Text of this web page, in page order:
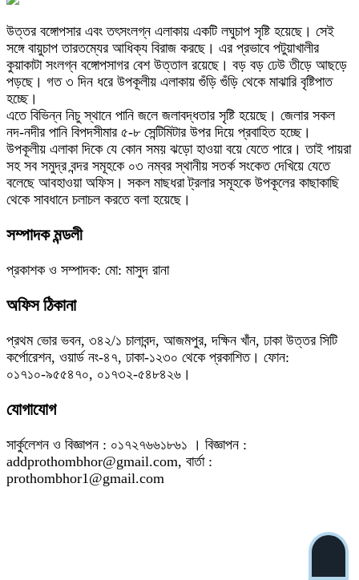
উত্তর বঙ্গোপসার এবং তৎসংলগ্ন এলাকায় একটি লঘুচাপ সৃষ্টি হয়েছে। সেই
সঙ্গে বায়ুচাপ তারতম্যের আধিক্য বিরাজ করছে। এর প্রভাবে পটুয়াখালীর
কুয়াকাটা সংলগ্ন বঙ্গোপসাগর বেশ উত্তাল রয়েছে। বড় বড় ঢেউ তীড়ে আছড়ে
পড়ছে। গত ৩ দিন ধরে উপকূলীয় এলাকায় গুঁড়ি গুঁড়ি থেকে মাঝারি বৃষ্টিপাত
হচ্ছে।
এতে বিভিন্ন নিচু স্থানে পানি জলে জলাবদ্ধতার সৃষ্টি হয়েছে। জেলার সকল
নদ-নদীর পানি বিপদসীমার ৫-৮ সেন্টিমিটার উপর দিয়ে প্রবাহিত হচ্ছে।
উপকূলীয় এলাকা দিকে যে কোন সময় ঝড়ো হাওয়া বয়ে যেতে পারে। তাই পায়রা
সহ সব সমুদ্র বন্দর সমূহকে ০৩ নম্বর স্থানীয় সতর্ক সংকেত দেখিয়ে যেতে
বলেছে আবহাওয়া অফিস। সকল মাছধরা ট্রলার সমূহকে উপকূলের কাছাকাছি
থেকে সাবধানে চলাচল করতে বলা হয়েছে।
সম্পাদক মন্ডলী
প্রকাশক ও সম্পাদক: মো: মাসুদ রানা
অফিস ঠিকানা
প্রথম ভোর ভবন, ৩৪২/১ চালাবন্দ, আজমপুর, দক্ষিন খাঁন, ঢাকা উত্তর সিটি
কর্পোরেশন, ওয়ার্ড নং-৪৭, ঢাকা-১২৩০ থেকে প্রকাশিত। ফোন:
০১৭১০-৯৫৫৪৭০, ০১৭৩২-৫৪৮৪২৬।
যোগাযোগ
সার্কুলেশন ও বিজ্ঞাপন : ০১৭২৭৬৬১৮৬১ । বিজ্ঞাপন :
addprothombhor@gmail.com, বার্তা :
prothombhor1@gmail.com